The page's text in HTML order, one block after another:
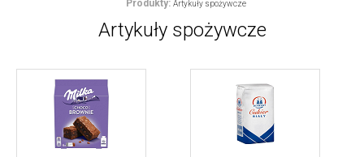
Produkty: Artykuły spożywcze
Artykuły spożywcze